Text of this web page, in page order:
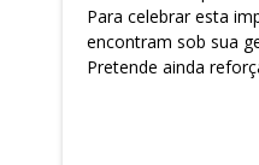
Para celebrar esta
encontram sob sua
Pretende ainda